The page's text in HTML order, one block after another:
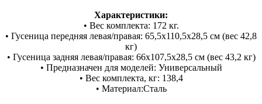
Характеристики:
• Вес комплекта: 172 кг.
• Гусеница передняя левая/правая: 65,5х110,5х28,5 см (вес 42,8
кг)
• Гусеница задняя левая/правая: 66х107,5х28,5 см (вес 43,2 кг)
• Предназначен для моделей: Универсальный
• Вес комплекта, кг: 138,4
• Материал:Сталь